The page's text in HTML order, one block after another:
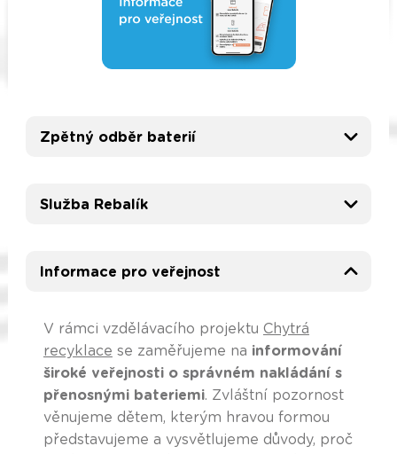
Zpětný odběr baterií
Služba Rebalík
Informace pro veřejnost
V rámci vzdělávacího projektu Chytrá
recyklace se zaměřujeme na informování
široké veřejnosti o správném nakládání s
přenosnými bateriemi. Zvláštní pozornost
věnujeme dětem, kterým hravou formou
představujeme a vysvětlujeme důvody, proč